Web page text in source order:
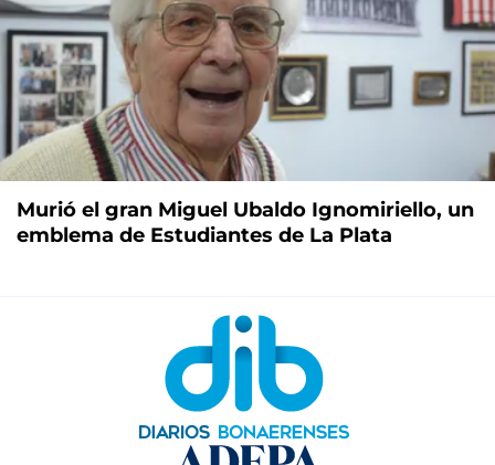
Murió el gran Miguel Ubaldo Ignomiriello, un
emblema de Estudiantes de La Plata